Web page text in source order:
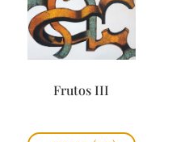
Frutos III